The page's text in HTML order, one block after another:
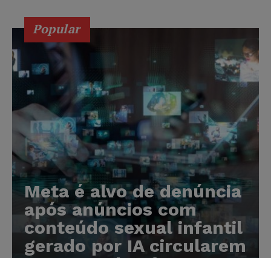
Popular
Meta é alvo de denúncia
após anúncios com
conteúdo sexual infantil
gerado por IA circularem